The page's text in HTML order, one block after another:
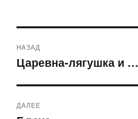
по
НАЗАД
Предыдущая
Царевна-лягушка и …
ДАЛЕЕ